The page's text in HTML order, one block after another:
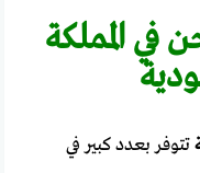
المملكة
تتوفر بعدد كبير في